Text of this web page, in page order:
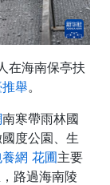
在海南保亭扶
舉。
南寒帶雨林國
度公園、生
網 花圃主要
路過海南陵